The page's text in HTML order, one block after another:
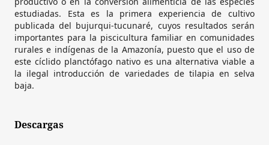
estudiadas. Esta es la primera experiencia de cultivo
publicada del bujurqui-tucunaré, cuyos resultados serán
importantes para la piscicultura familiar en comunidades
rurales e indígenas de la Amazonía, puesto que el uso de
este cíclido planctófago nativo es una alternativa viable a
la ilegal introducción de variedades de tilapia en selva
baja.
Descargas